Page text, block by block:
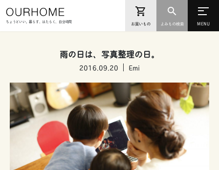
ちょうどいい。暮らす、はたらく、自分時間
雨の日は、写真整理の日。
2016.09.20 Emi
お買いもの よみもの検索